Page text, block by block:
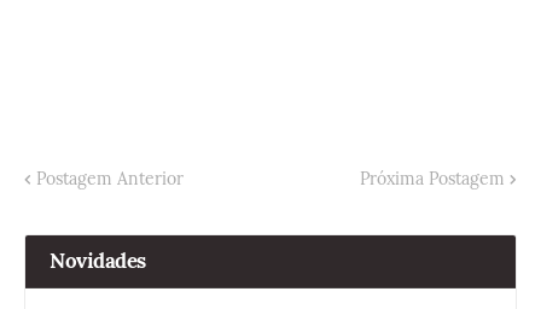
Postagem Anterior Próxima Postagem
Novidades